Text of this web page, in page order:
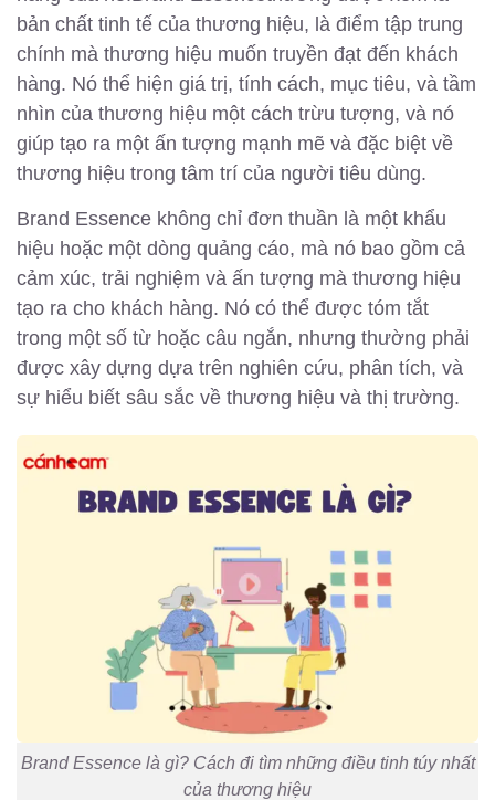
bản chất tinh tế của thương hiệu, là điểm tập trung
chính mà thương hiệu muốn truyền đạt đến khách
hàng. Nó thể hiện giá trị, tính cách, mục tiêu, và tầm
nhìn của thương hiệu một cách trừu tượng, và nó
giúp tạo ra một ấn tượng mạnh mẽ và đặc biệt về
thương hiệu trong tâm trí của người tiêu dùng.
Brand Essence không chỉ đơn thuần là một khẩu
hiệu hoặc một dòng quảng cáo, mà nó bao gồm cả
cảm xúc, trải nghiệm và ấn tượng mà thương hiệu
tạo ra cho khách hàng. Nó có thể được tóm tắt
trong một số từ hoặc câu ngắn, nhưng thường phải
được xây dựng dựa trên nghiên cứu, phân tích, và
sự hiểu biết sâu sắc về thương hiệu và thị trường.
Brand Essence là gì? Cách đi tìm những điều tinh túy nhất
của thương hiệu